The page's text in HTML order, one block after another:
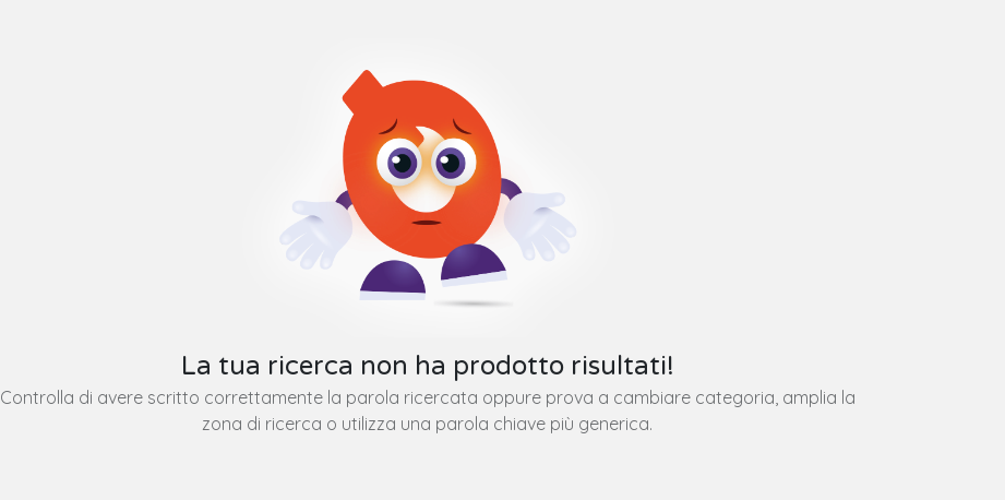
La tua ricerca non ha prodotto risultati!
Controlla di avere scritto correttamente la parola ricercata oppure prova a cambiare categoria, amplia la
zona di ricerca o utilizza una parola chiave più generica.